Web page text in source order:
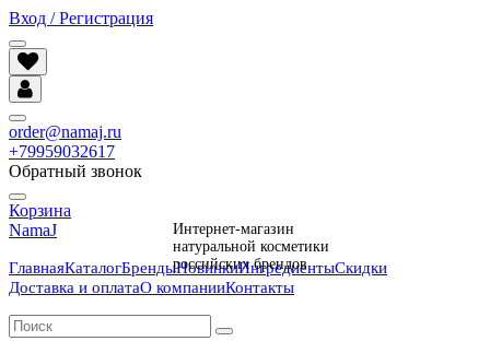
Вход / Регистрация
order@namaj.ru
+79959032617
Обратный звонок
Корзина
NamaJ
Интернет-магазин
натуральной косметики
российских брендов
ГлавнаяКаталогБрендыНовинкиИнгредиентыСкидки
Доставка и оплатаО компанииКонтакты